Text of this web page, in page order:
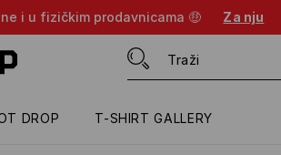
i u fizičkim prodavnicama 🤑 Za nju
DROP T-SHIRT GALLERY